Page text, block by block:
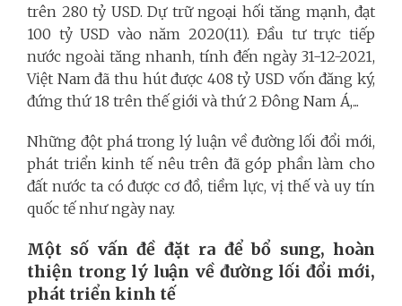
trên 280 tỷ USD. Dự trữ ngoại hối tăng mạnh, đạt
100 tỷ USD vào năm 2020(11). Đầu tư trực tiếp
nước ngoài tăng nhanh, tính đến ngày 31-12-2021,
Việt Nam đã thu hút được 408 tỷ USD vốn đăng ký,
đứng thứ 18 trên thế giới và thứ 2 Đông Nam Á,...
Những đột phá trong lý luận về đường lối đổi mới,
phát triển kinh tế nêu trên đã góp phần làm cho
đất nước ta có được cơ đồ, tiềm lực, vị thế và uy tín
quốc tế như ngày nay.
Một số vấn đề đặt ra để bổ sung, hoàn
thiện trong lý luận về đường lối đổi mới,
phát triển kinh tế